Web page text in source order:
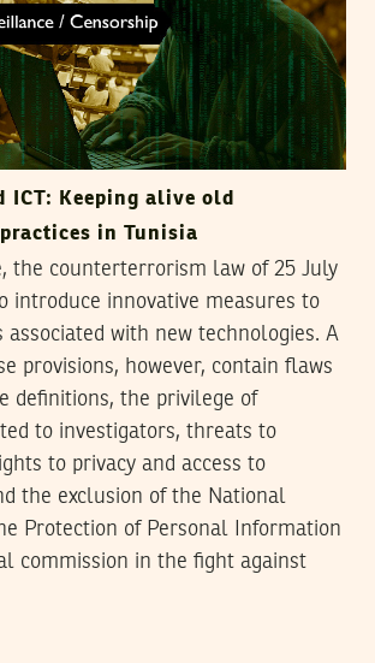
ICT: Keeping alive old
in Tunisia
the counterterrorism law of 25 July
introduce innovative measures to
associated with new technologies. A
provisions, however, contain flaws
definitions, the privilege of
to investigators, threats to
to privacy and access to
the exclusion of the National
Protection of Personal Information
commission in the fight against